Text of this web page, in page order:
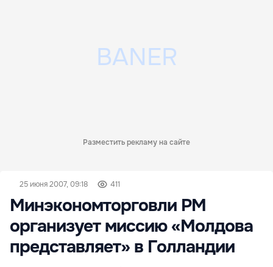
Разместить рекламу на сайте
25 июня 2007, 09:18 411
Минэкономторговли РМ
организует миссию «Молдова
представляет» в Голландии